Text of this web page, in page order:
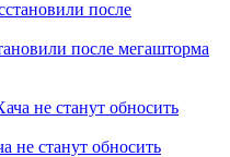
после мегашторма
не станут обносить